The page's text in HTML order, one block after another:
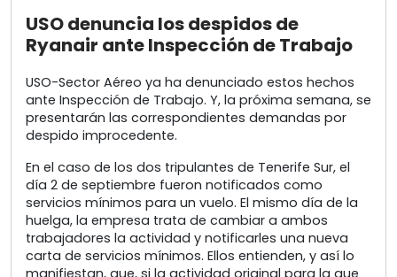
USO denuncia los despidos de
Ryanair ante Inspección de Trabajo
USO-Sector Aéreo ya ha denunciado estos hechos
ante Inspección de Trabajo. Y, la próxima semana, se
presentarán las correspondientes demandas por
despido improcedente.
En el caso de los dos tripulantes de Tenerife Sur, el
día 2 de septiembre fueron notificados como
servicios mínimos para un vuelo. El mismo día de la
huelga, la empresa trata de cambiar a ambos
trabajadores la actividad y notificarles una nueva
carta de servicios mínimos. Ellos entienden, y así lo
manifiestan, que, si la actividad original para la que